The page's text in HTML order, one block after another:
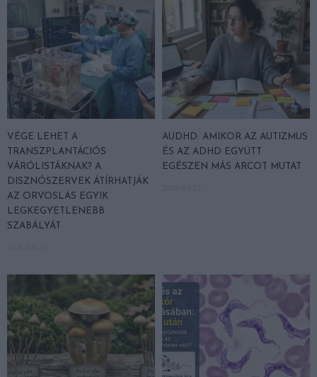
VÉGE LEHET A
TRANSZPLANTÁCIÓS
VÁRÓLISTÁKNAK? A
DISZNÓSZERVEK ÁTÍRHATJÁK
AZ ORVOSLÁS EGYIK
LEGKEGYETLENEBB
SZABÁLYÁT
AUDHD: AMIKOR AZ AUTIZMUS
ÉS AZ ADHD EGYÜTT
EGÉSZEN MÁS ARCOT MUTAT